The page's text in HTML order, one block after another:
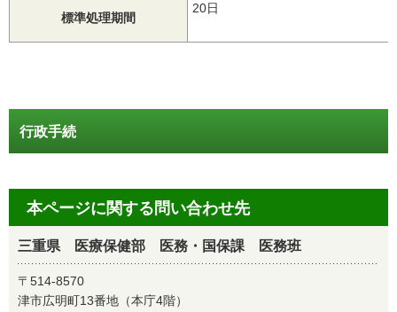
標準処理期間
20日
行政手続
本ページに関する問い合わせ先
三重県 医療保健部 医務・国保課 医務班
〒514-8570
津市広明町13番地（本庁4階）